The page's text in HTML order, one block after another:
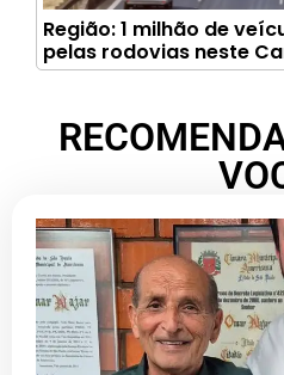
Região: 1 milhão de
pelas rodovias neste